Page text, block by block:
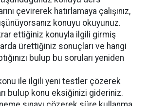
çevirerek hatırlamaya çalışınız,
konuyu okuyunuz.
ettiğiniz konuyla ilgili girmiş
ürettiğiniz sonuçları ve hangi
bulup bu soruları yeniden
ile ilgili yeni testler çözerek
bulup konu eksiğinizi gideriniz.